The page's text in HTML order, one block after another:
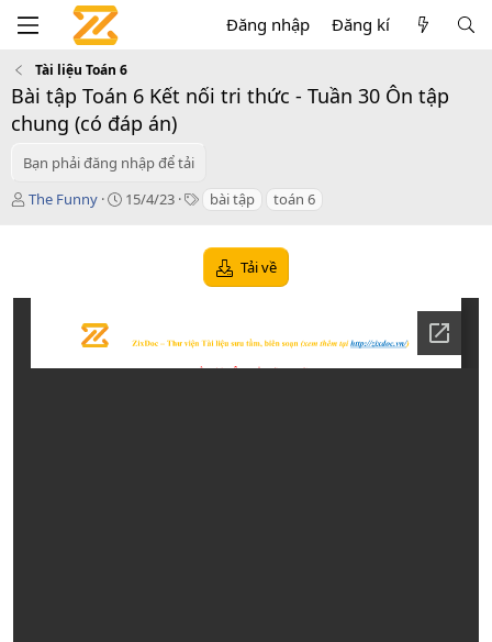
Đăng nhập Đăng kí
Tài liệu Toán 6
Bài tập Toán 6 Kết nối tri thức - Tuần 30 Ôn tập
chung (có đáp án)
Bạn phải đăng nhập để tải
T
ả
The Funny
C15/4/23
T
s
bài tập toán 6
Tải về